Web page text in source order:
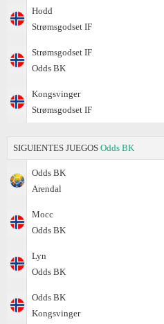
Hodd
Strømsgodset IF
Strømsgodset IF
Odds BK
Kongsvinger
Strømsgodset IF
SIGUIENTES JUEGOS Odds BK
Odds BK
Arendal
Мосс
Odds BK
Lyn
Odds BK
Odds BK
Kongsvinger